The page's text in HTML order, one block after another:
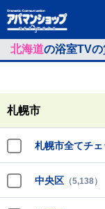
北海道の浴室TV
札幌市
札幌市全てチェ
中央区 （5,138）